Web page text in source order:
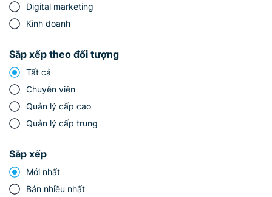
Digital marketing
Kinh doanh
Sắp xếp theo đối tượng
Tất cả
Chuyên viên
Quản lý cấp cao
Quản lý cấp trung
Sắp xếp
Mới nhất
Bán nhiều nhất